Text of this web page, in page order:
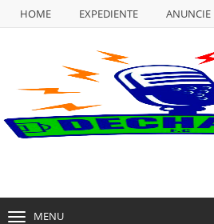
HOME EXPEDIENTE ANUNCIE
EXPEDIENTE ANUNCIE
MENU